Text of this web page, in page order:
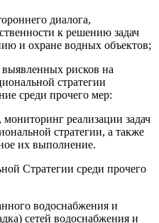
диалога,
к решению задач
и охране водных объектов;
рисков на
стратегии
среди прочего мер:
реализации задач
стратегии, а также
их выполнение.
Стратегии среди прочего
водоснабжения и
сетей водоснабжения и